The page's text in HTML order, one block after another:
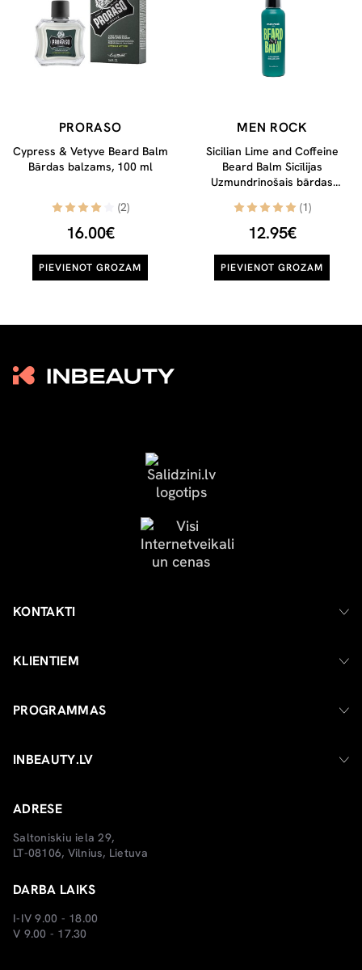
PRORASO
Cypress & Vetyve Beard Balm
Bārdas balzams, 100 ml
(2)
16.00€
PIEVIENOT GROZAM
MEN ROCK
Sicilian Lime and Coffeine
Beard Balm Sicīlijas
Uzmundrinošais bārdas
kofeīnu, 100 ml
(1)
12.95€
PIEVIENOT GROZAM
KONTAKTI
KLIENTIEM
PROGRAMMAS
INBEAUTY.LV
ADRESE
Saltoniskiu iela 29,
LT-08106, Vilnius, Lietuva
DARBA LAIKS
I-IV 9.00 - 18.00
V 9.00 - 17.30